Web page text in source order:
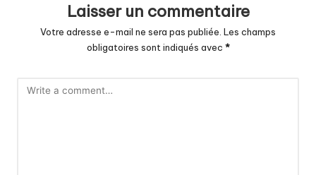
Laisser un commentaire
Votre adresse e-mail ne sera pas publiée. Les champs
obligatoires sont indiqués avec *